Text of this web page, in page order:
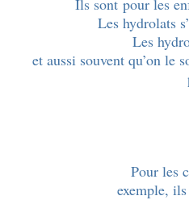
Ils sontpour les
Les hydrolats
Les
et aussi souvent qu’on le
Pour les
exemple,